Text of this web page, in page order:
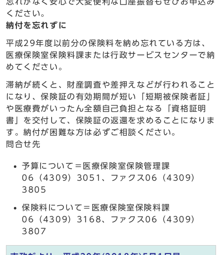
ください。
納付を忘れずに
平成29年度以前分の保険料を納め忘れている方は、
医療保険室保険料課または行政サービスセンターで納
めてください。
滞納が続くと、財産調査や差押えなどが行われること
になり、保険証の有効期間が短い「短期被保険者証」
や医療費がいったん全額自己負担となる「資格証明
書」を交付して、保険証の返還を求めることになりま
す。納付が困難な方は必ずご相談ください。
問合せ先
予算について＝医療保険室保険管理課
06（4309）3051、ファクス06（4309）
3805
保険料について＝医療保険室保険料課
06（4309）3168、ファクス06（4309）
3807